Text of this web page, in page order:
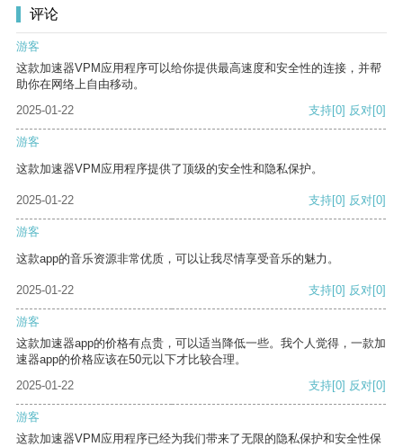
评论
游客
这款加速器VPM应用程序可以给你提供最高速度和安全性的连接，并帮
助你在网络上自由移动。
2025-01-22
支持[0] 反对[0]
游客
这款加速器VPM应用程序提供了顶级的安全性和隐私保护。
2025-01-22 支持[0] 反对[0]
游客
这款app的音乐资源非常优质，可以让我尽情享受音乐的魅力。
2025-01-22 支持[0] 反对[0]
游客
这款加速器app的价格有点贵，可以适当降低一些。我个人觉得，一款加
速器app的价格应该在50元以下才比较合理。
2025-01-22
支持[0] 反对[0]
游客
这款加速器VPM应用程序已经为我们带来了无限的隐私保护和安全性保